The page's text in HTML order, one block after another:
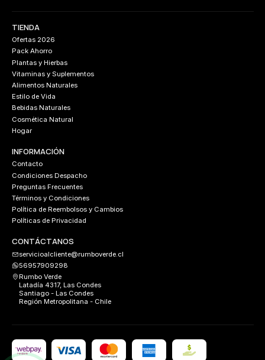
TIENDA
Ofertas 2026
Pack Ahorro
Plantas y Hierbas
Vitaminas y Suplementos
Alimentos Naturales
Estilo de Vida
Bebidas Naturales
Cosmética Natural
Hogar
INFORMACIÓN
Contacto
Condiciones Despacho
Preguntas Frecuentes
Términos y Condiciones
Política de Reembolsos y Cambios
Políticas de Privacidad
CONTÁCTANOS
servicioalcliente@rumboverde.cl
56957909298
Rumbo Verde
Latadía 4317, Las Condes
Santiago - Las Condes
Región Metropolitana - Chile